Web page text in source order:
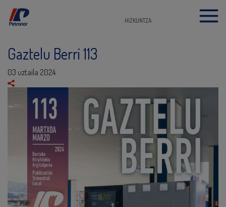
HIZKUNTZA
Gaztelu Berri 113
03 uztaila 2024